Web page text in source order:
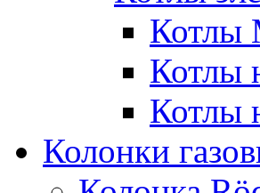
Котлы
Котлы
Колонки